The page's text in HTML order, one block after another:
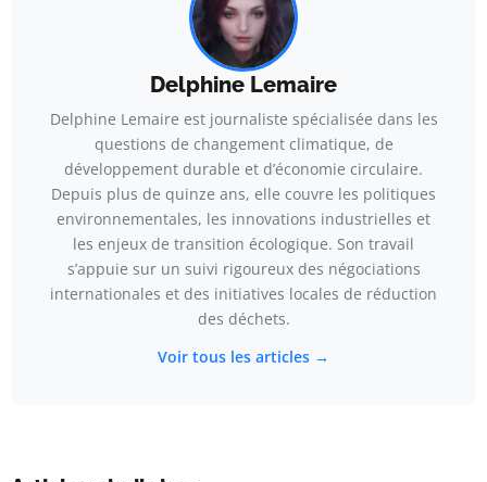
Delphine Lemaire
Delphine Lemaire est journaliste spécialisée dans les
questions de changement climatique, de
développement durable et d’économie circulaire.
Depuis plus de quinze ans, elle couvre les politiques
environnementales, les innovations industrielles et
les enjeux de transition écologique. Son travail
s’appuie sur un suivi rigoureux des négociations
internationales et des initiatives locales de réduction
des déchets.
Voir tous les articles →